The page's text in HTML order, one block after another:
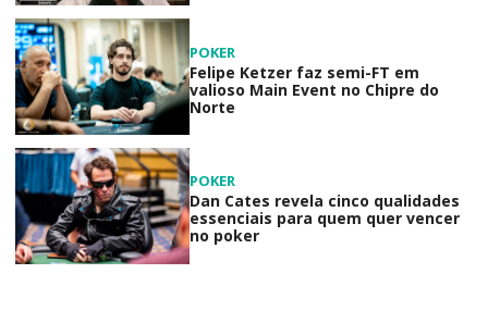
POKER
Felipe Ketzer faz semi-FT em
valioso Main Event no Chipre do
Norte
POKER
Dan Cates revela cinco qualidades
essenciais para quem quer vencer
no poker